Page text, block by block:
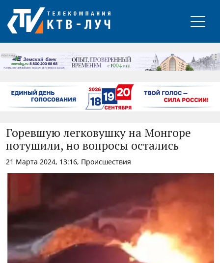
РЕКЛАМА
Горевшую легковушку на Монгоре
потушили, но вопросы остались
21 Марта 2024, 13:16, Происшествия